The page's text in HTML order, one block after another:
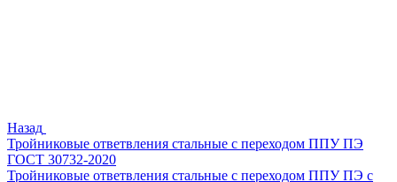
Назад
Тройниковые ответвления стальные с переходом ППУ ПЭ
ГОСТ 30732-2020
Тройниковые ответвления стальные с переходом ППУ ПЭ с